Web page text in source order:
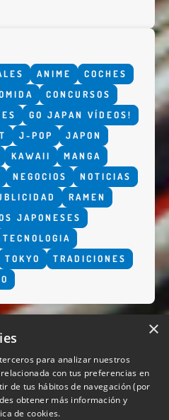
ANIME
COCHES
CONCURSOS
GO JAPAN VÍDEOS!
J-POP
JAPON
KAWAII
MANGA
NEGOCIOS
NOTICIAS
RAMEN
JAPONESES
TECNOLOGIA
TOKYO
TRADICIONES
SOMOS
×
para analizar nuestros
con tus preferencias en
de tus hábitos de navegación (por
obtener más información y
de cookies.